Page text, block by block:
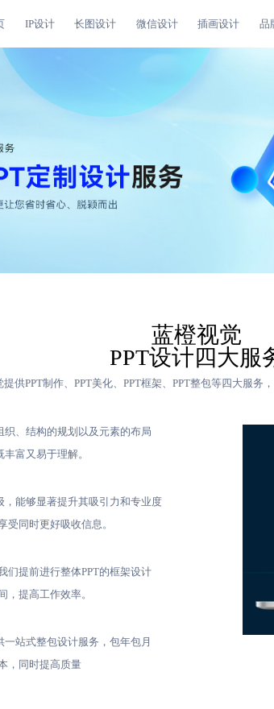
IP设计 长图设计 微信设计 插画设计 品
蓝橙视觉
PPT设计四大服
提供PPT制作、PPT美化、PPT框架、PPT整包等四大服务
织、结构的规划以及元素的布局
富又易于理解。
，能够显著提升其吸引力和专业度
受同时更好吸收信息。
们提前进行整体PPT的框架设计
，提高工作效率。
一站式整包设计服务，包年包月
，同时提高质量